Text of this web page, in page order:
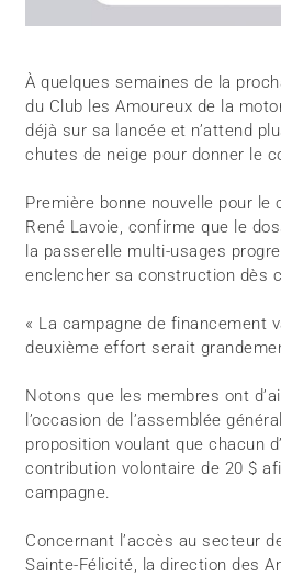
À quelques semaines de la
du Club les Amoureux de la
déjà sur sa lancée et n’attend
chutes de neige pour donner le
Première bonne nouvelle pour le
René Lavoie, confirme que le
la passerelle multi-usages
enclencher sa construction dès
« La campagne de financement
deuxième effort serait
Notons que les membres ont
l’occasion de l’assemblée
proposition voulant que chacun
contribution volontaire de 20 $
campagne.
Concernant l’accès au secteur
Sainte-Félicité, la direction des